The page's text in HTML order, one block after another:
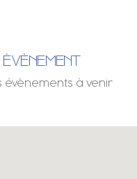
ÉVÈNEMENT
évènements à venir